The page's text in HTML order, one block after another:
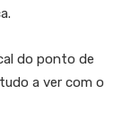
do ponto de
a ver com o